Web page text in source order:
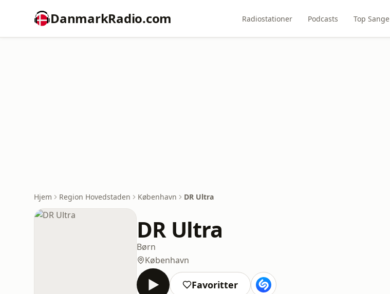
DanmarkRadio.com Radiostationer Podcasts Top Sange
Hjem Region Hovedstaden København DR Ultra
DR Ultra
Børn
København
Favoritter